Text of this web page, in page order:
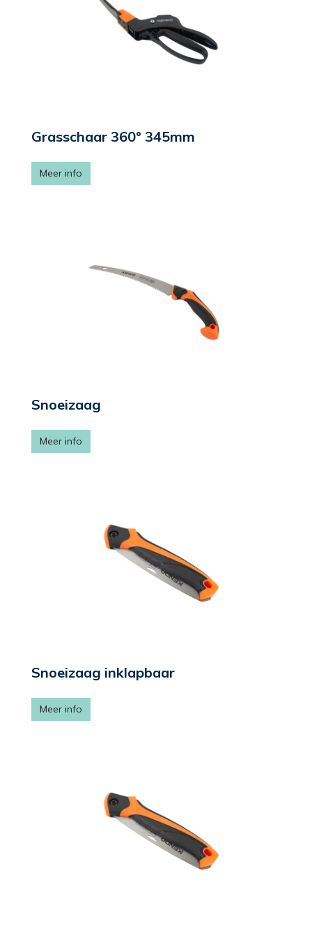
Grasschaar 360° 345mm
Meer info
Snoeizaag
Meer info
Snoeizaag inklapbaar
Meer info